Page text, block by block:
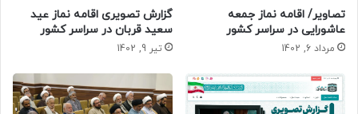
تصاویر/ اقامه نماز جمعه
عاشورایی در سراسر کشور
مرداد 6, 1402
گزارش تصویری اقامه نماز عید
سعید قربان در سراسر کشور
تیر 9, 1402